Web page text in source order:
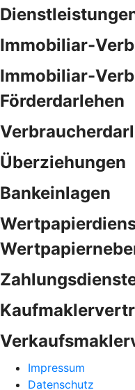
Immobiliar-
Immobiliar-
Förderdarlehen
Überziehungen
Bankeinlagen
Impressum
Datenschutz